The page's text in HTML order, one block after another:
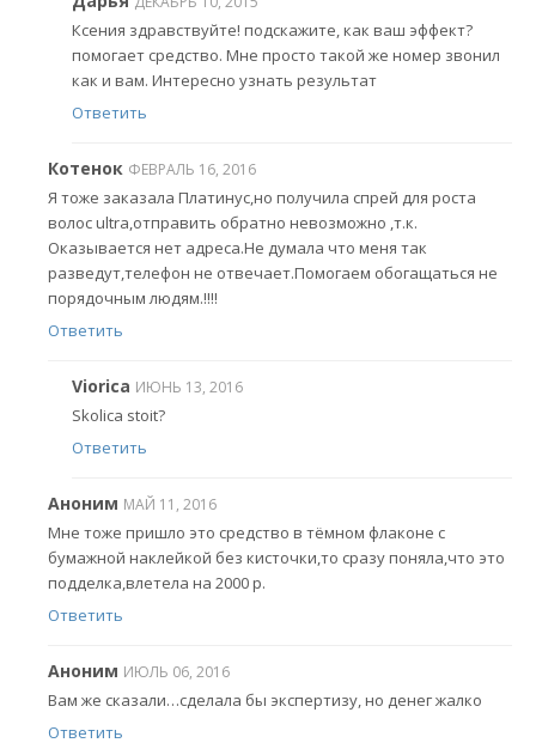
Ксения здравствуйте! подскажите, как ваш эффект?
помогает средство. Мне просто такой же номер звонил
как и вам. Интересно узнать результат
Ответить
Котенок ФЕВРАЛЬ 16, 2016
Я тоже заказала Платинус,но получила спрей для роста
волос ultra,отправить обратно невозможно ,т.к.
Оказывается нет адреса.Не думала что меня так
разведут,телефон не отвечает.Помогаем обогащаться не
порядочным людям.!!!!
Ответить
Viorica ИЮНЬ 13, 2016
Skolica stoit?
Ответить
Аноним МАЙ 11, 2016
Мне тоже пришло это средство в тёмном флаконе с
бумажной наклейкой без кисточки,то сразу поняла,что это
подделка,влетела на 2000 р.
Ответить
Аноним ИЮЛЬ 06, 2016
Вам же сказали…сделала бы экспертизу, но денег жалко
Ответить